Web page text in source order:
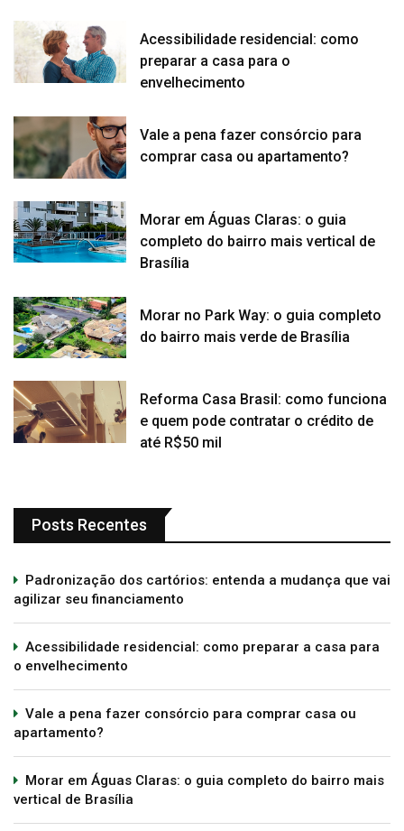
Acessibilidade residencial: como
preparar a casa para o
envelhecimento
Vale a pena fazer consórcio para
comprar casa ou apartamento?
Morar em Águas Claras: o guia
completo do bairro mais vertical de
Brasília
Morar no Park Way: o guia completo
do bairro mais verde de Brasília
Reforma Casa Brasil: como funciona
e quem pode contratar o crédito de
até R$50 mil
Posts Recentes
Padronização dos cartórios: entenda a mudança que vai
agilizar seu financiamento
Acessibilidade residencial: como preparar a casa para
o envelhecimento
Vale a pena fazer consórcio para comprar casa ou
apartamento?
Morar em Águas Claras: o guia completo do bairro mais
vertical de Brasília